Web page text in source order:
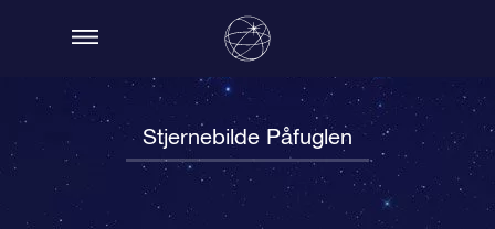
Stjernebilde Påfuglen